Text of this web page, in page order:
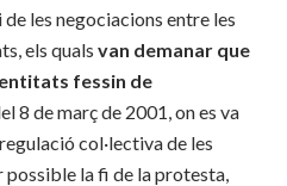
de les negociacions entre les
els quals van demanar que
fessin de
8 de març de 2001, on es va
col·lectiva de les
possible la fi de la protesta,